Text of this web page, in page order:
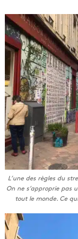
L’une des règles du
On ne s’approprie pas
tout le monde. Ce